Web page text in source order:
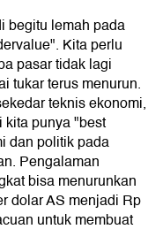
begitu lemah pada
Kita perlu
pasar tidak lagi
tukar terus menurun.
teknis ekonomi,
kita punya "best
dan politik pada
Pengalaman
bisa menurunkan
dolar AS menjadi Rp
untuk membuat